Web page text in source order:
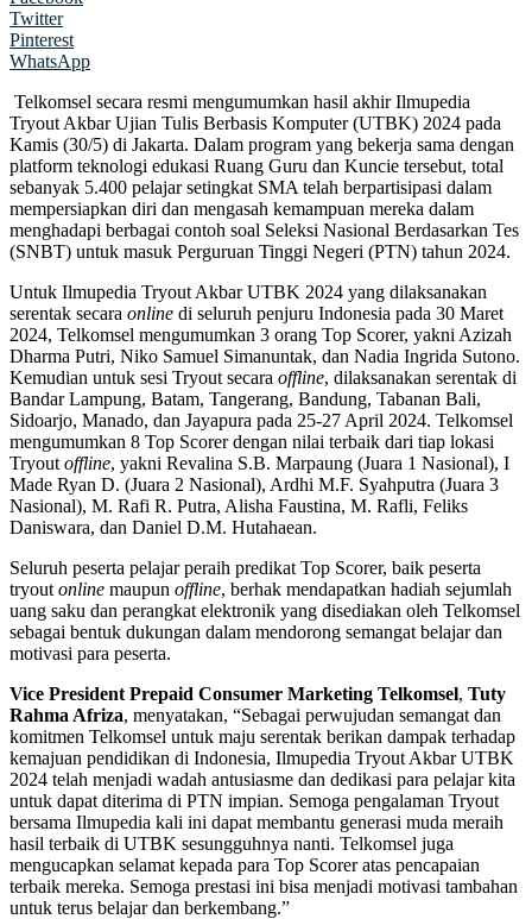
Twitter
Pinterest
WhatsApp
Telkomsel secara resmi mengumumkan hasil akhir Ilmupedia
Tryout Akbar Ujian Tulis Berbasis Komputer (UTBK) 2024 pada
Kamis (30/5) di Jakarta. Dalam program yang bekerja sama dengan
platform teknologi edukasi Ruang Guru dan Kuncie tersebut, total
sebanyak 5.400 pelajar setingkat SMA telah berpartisipasi dalam
mempersiapkan diri dan mengasah kemampuan mereka dalam
menghadapi berbagai contoh soal Seleksi Nasional Berdasarkan Tes
(SNBT) untuk masuk Perguruan Tinggi Negeri (PTN) tahun 2024.
Untuk Ilmupedia Tryout Akbar UTBK 2024 yang dilaksanakan
serentak secara online di seluruh penjuru Indonesia pada 30 Maret
2024, Telkomsel mengumumkan 3 orang Top Scorer, yakni Azizah
Dharma Putri, Niko Samuel Simanuntak, dan Nadia Ingrida Sutono.
Kemudian untuk sesi Tryout secara offline, dilaksanakan serentak di
Bandar Lampung, Batam, Tangerang, Bandung, Tabanan Bali,
Sidoarjo, Manado, dan Jayapura pada 25-27 April 2024. Telkomsel
mengumumkan 8 Top Scorer dengan nilai terbaik dari tiap lokasi
Tryout offline, yakni Revalina S.B. Marpaung (Juara 1 Nasional), I
Made Ryan D. (Juara 2 Nasional), Ardhi M.F. Syahputra (Juara 3
Nasional), M. Rafi R. Putra, Alisha Faustina, M. Rafli, Feliks
Daniswara, dan Daniel D.M. Hutahaean.
Seluruh peserta pelajar peraih predikat Top Scorer, baik peserta
tryout online maupun offline, berhak mendapatkan hadiah sejumlah
uang saku dan perangkat elektronik yang disediakan oleh Telkomsel
sebagai bentuk dukungan dalam mendorong semangat belajar dan
motivasi para peserta.
Vice President Prepaid Consumer Marketing Telkomsel, Tuty
Rahma Afriza, menyatakan, “Sebagai perwujudan semangat dan
komitmen Telkomsel untuk maju serentak berikan dampak terhadap
kemajuan pendidikan di Indonesia, Ilmupedia Tryout Akbar UTBK
2024 telah menjadi wadah antusiasme dan dedikasi para pelajar kita
untuk dapat diterima di PTN impian. Semoga pengalaman Tryout
bersama Ilmupedia kali ini dapat membantu generasi muda meraih
hasil terbaik di UTBK sesungguhnya nanti. Telkomsel juga
mengucapkan selamat kepada para Top Scorer atas pencapaian
terbaik mereka. Semoga prestasi ini bisa menjadi motivasi tambahan
untuk terus belajar dan berkembang.”